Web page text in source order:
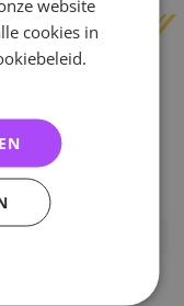
website
cookies in